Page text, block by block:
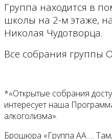
Группа находится в
школы на 2-м этаже,
Николая Чудотворца.
Все собрания группы
*«Открытые собрания
интересует наша
алкоголизма».
Брошюра «Группа АА … Там,